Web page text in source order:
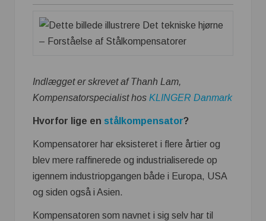
Indlægget er skrevet af Thanh Lam,
Kompensatorspecialist hos KLINGER Danmark
Hvorfor lige en stålkompensator?
Kompensatorer har eksisteret i flere årtier og
blev mere raffinerede og industrialiserede op
igennem industriopgangen både i Europa, USA
og siden også i Asien.
Kompensatoren som navnet i sig selv har til